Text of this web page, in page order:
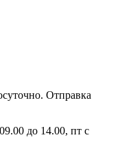
Отправка
до 14.00, пт с